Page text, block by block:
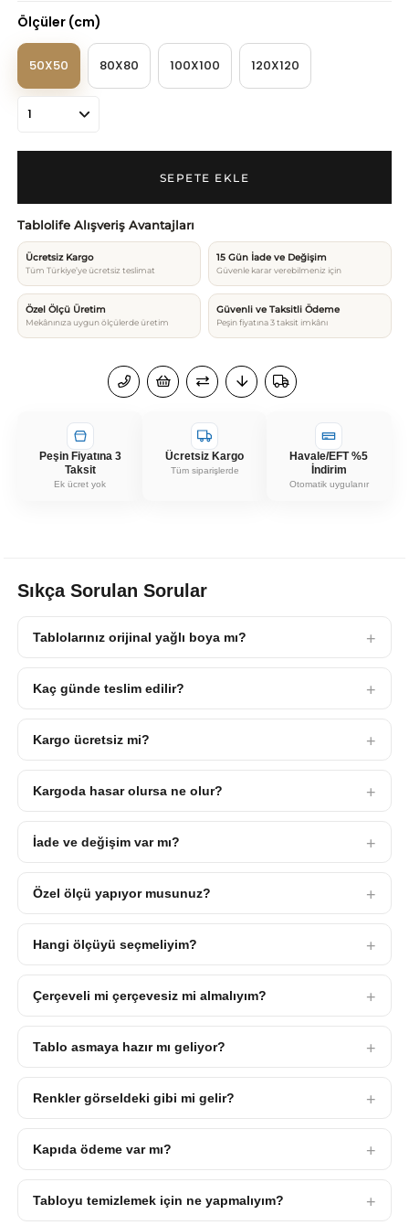
Ölçüler (cm)
50X50 80X80 100X100 120X120
Tablolife Alışveriş Avantajları
Ücretsiz Kargo
Tüm Türkiye’ye ücretsiz teslimat
15 Gün İade ve Değişim
Güvenle karar verebilmeniz için
Özel Ölçü Üretim
Mekânınıza uygun ölçülerde üretim
Güvenli ve Taksitli Ödeme
Peşin fiyatına 3 taksit imkânı
Peşin Fiyatına 3
Taksit
Ek ücret yok
Ücretsiz Kargo
Tüm siparişlerde
Havale/EFT %5
İndirim
Otomatik uygulanır
Sıkça Sorulan Sorular
Tablolarınız orijinal yağlı boya mı?
Kaç günde teslim edilir?
Kargo ücretsiz mi?
Kargoda hasar olursa ne olur?
İade ve değişim var mı?
Özel ölçü yapıyor musunuz?
Hangi ölçüyü seçmeliyim?
Çerçeveli mi çerçevesiz mi almalıyım?
Tablo asmaya hazır mı geliyor?
Renkler görseldeki gibi mi gelir?
Kapıda ödeme var mı?
Tabloyu temizlemek için ne yapmalıyım?